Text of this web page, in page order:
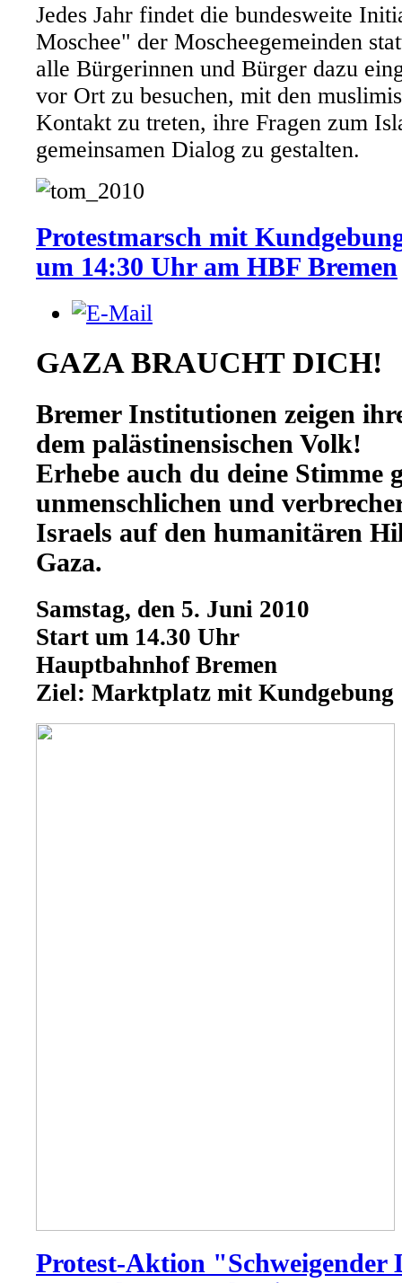
Jedes Jahr findet die bundesweite
Moschee" der Moscheegemeinden
alle Bürgerinnen und Bürger dazu
vor Ort zu besuchen, mit den
Kontakt zu treten, ihre Fragen zum
gemeinsamen Dialog zu gestalten.
Protestmarsch mit
um 14:30 Uhr am HBF Bremen
GAZA BRAUCHT DICH!
Bremer Institutionen zeigen
dem palästinensischen Volk!
Erhebe auch du deine Stimme
unmenschlichen und
Israels auf den humanitären
Gaza.
Samstag, den 5. Juni 2010
Start um 14.30 Uhr
Hauptbahnhof Bremen
Ziel: Marktplatz mit Kundgebung
Protest-Aktion